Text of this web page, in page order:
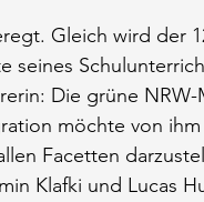
Gleich wird der
seines
Die grüne
möchte von ihm
Facetten
Klafki und Lucas